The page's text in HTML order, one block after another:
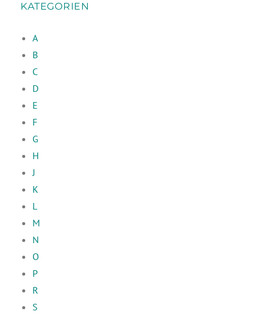
KATEGORIEN
A
B
C
D
E
F
G
H
J
K
L
M
N
O
P
R
S